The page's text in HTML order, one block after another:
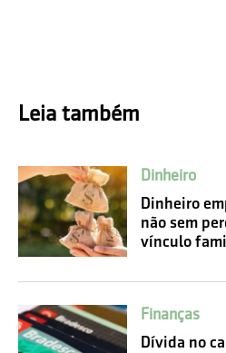
Leia também
Dinheiro
Dinheiro
não sem
vínculo
Finanças
Dívida no